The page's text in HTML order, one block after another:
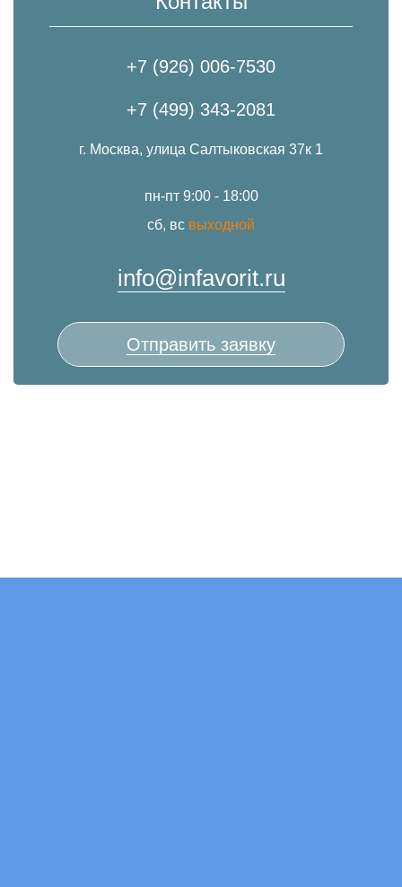
+7 (926) 006-7530
+7 (499) 343-2081
г. Москва, улица Салтыковская 37к 1
пн-пт 9:00 - 18:00
сб, вс выходной
info@infavorit.ru
Отправить заявку